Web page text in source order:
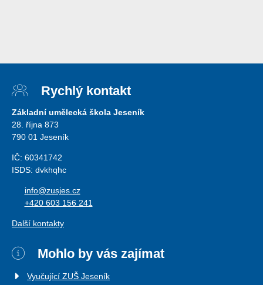
Rychlý kontakt
Základní umělecká škola Jeseník
28. října 873
790 01 Jeseník
IČ: 60341742
ISDS: dvkhqhc
info@zusjes.cz
+420 603 156 241
Další kontakty
Mohlo by vás zajímat
Vyučující ZUŠ Jeseník